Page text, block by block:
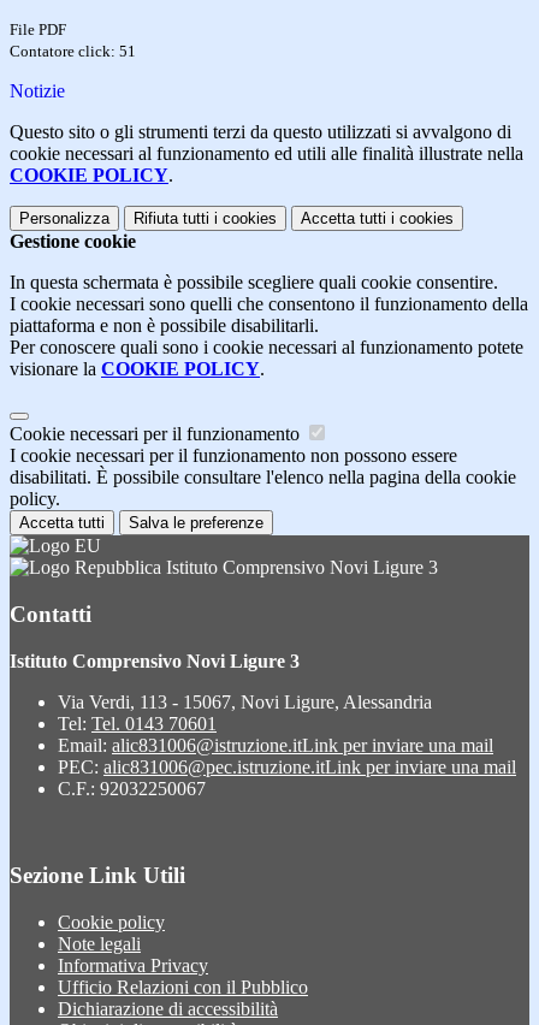
File PDF
Contatore click: 51
Notizie
Questo sito o gli strumenti terzi da questo utilizzati si avvalgono di
cookie necessari al funzionamento ed utili alle finalità illustrate nella
COOKIE POLICY.
Personalizza Rifiuta tutti i cookies Accetta tutti i cookies
Gestione cookie
In questa schermata è possibile scegliere quali cookie consentire.
I cookie necessari sono quelli che consentono il funzionamento della
piattaforma e non è possibile disabilitarli.
Per conoscere quali sono i cookie necessari al funzionamento potete
visionare la COOKIE POLICY.
Cookie necessari per il funzionamento
I cookie necessari per il funzionamento non possono essere
disabilitati. È possibile consultare l'elenco nella pagina della cookie
policy.
Accetta tutti Salva le preferenze
Istituto Comprensivo Novi Ligure 3
Contatti
Istituto Comprensivo Novi Ligure 3
Via Verdi, 113 - 15067, Novi Ligure, Alessandria
Tel: Tel. 0143 70601
Email: alic831006@istruzione.itLink per inviare una mail
PEC: alic831006@pec.istruzione.itLink per inviare una mail
C.F.: 92032250067
Sezione Link Utili
Cookie policy
Note legali
Informativa Privacy
Ufficio Relazioni con il Pubblico
Dichiarazione di accessibilità